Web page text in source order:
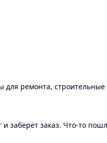
для ремонта,
заберёт заказ. Что-то